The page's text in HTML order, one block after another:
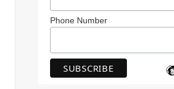
Phone Number